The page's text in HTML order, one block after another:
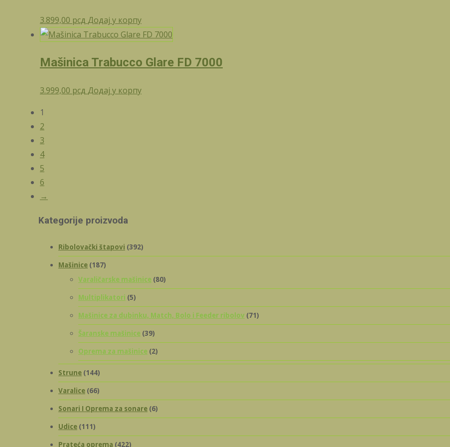
3.899,00 рсд Додај у корпу
Mašinica Trabucco Glare FD 7000
3.999,00 рсд Додај у корпу
1
2
3
4
5
6
→
Kategorije proizvoda
Ribolovački štapovi (392)
Mašinice (187)
Varaličarske mašinice (80)
Multiplikatori (5)
Mašinice za dubinku, Match, Bolo i Feeder ribolov (71)
Šaranske mašinice (39)
Oprema za mašinice (2)
Strune (144)
Varalice (66)
Sonari I Oprema za sonare (6)
Udice (111)
Prateća oprema (422)